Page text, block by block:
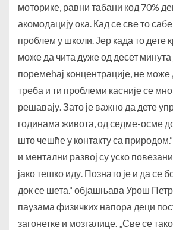
моторике, равни табани код 70%
акомодацију ока. Кад се све то
проблем у школи. Јер када то дете
може да чита дуже од десет минута
поремећај концентрације, не
треба и ти проблеми касније се
решавају. Зато је важно да дете
годинама живота, од седме-осме
што чешће у контакту са
и ментални развој су уско
јако тешко иду. Познато је и да
док се шета.“ објашњава Урош
паузама физичких напора деци
загонетке и мозгалице. „Све се